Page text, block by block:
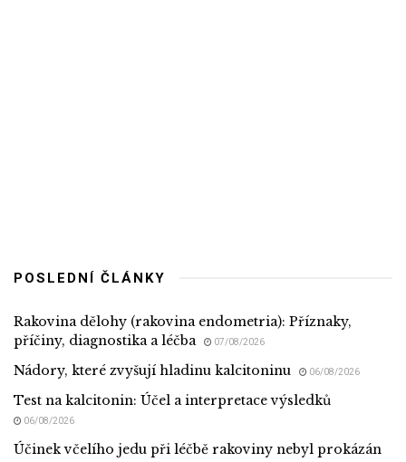
POSLEDNÍ ČLÁNKY
Rakovina dělohy (rakovina endometria): Příznaky,
příčiny, diagnostika a léčba
07/08/2026
Nádory, které zvyšují hladinu kalcitoninu 06/08/2026
Test na kalcitonin: Účel a interpretace výsledků
06/08/2026
Účinek včelího jedu při léčbě rakoviny nebyl prokázán